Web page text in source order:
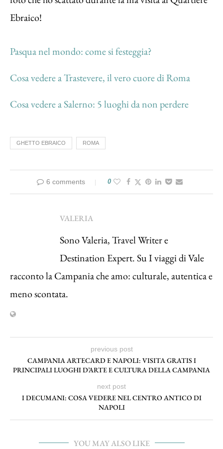
Ebraico!
Pasqua nel mondo: come si festeggia?
Cosa vedere a Trastevere, il vero cuore di Roma
Cosa vedere a Salerno: 5 luoghi da non perdere
GHETTO EBRAICO ROMA
6 comments 0
VALERIA
Sono Valeria, Travel Writer e
Destination Expert. Su I viaggi di Vale
racconto la Campania che amo: culturale, autentica e
meno scontata.
previous post
CAMPANIA ARTECARD E NAPOLI: VISITA GRATIS I
PRINCIPALI LUOGHI D’ARTE E CULTURA DELLA CAMPANIA
next post
I DECUMANI: COSA VEDERE NEL CENTRO ANTICO DI
NAPOLI
YOU MAY ALSO LIKE